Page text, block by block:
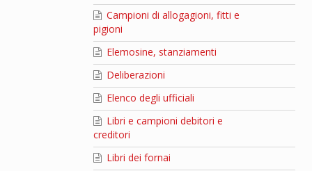
Campioni di allogagioni, fitti e
pigioni
Elemosine, stanziamenti
Deliberazioni
Elenco degli ufficiali
Libri e campioni debitori e
creditori
Libri dei fornai